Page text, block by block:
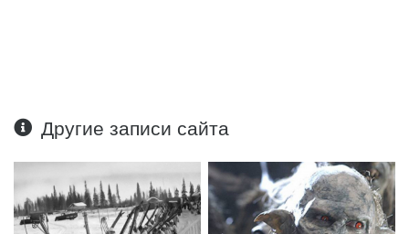
Другие записи сайта